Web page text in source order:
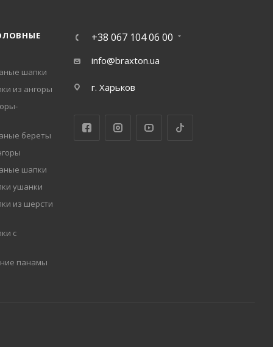
шапки
из ангоры
береты
шапки
ушанки
из шерсти
с
панамы
+38 067 104 06 00
info@braxton.ua
г. Харьков